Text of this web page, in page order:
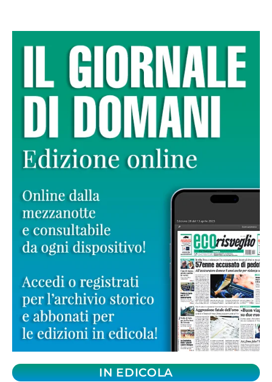
IN EDICOLA